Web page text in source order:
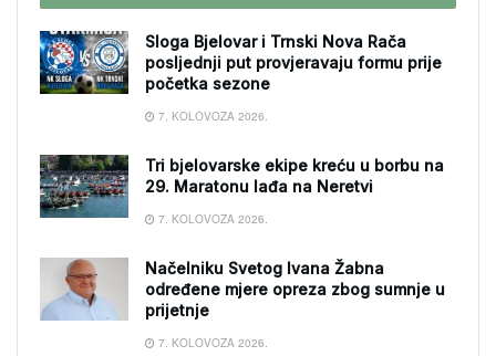
Sloga Bjelovar i Trnski Nova Rača
posljednji put provjeravaju formu prije
početka sezone
7. KOLOVOZA 2026.
Tri bjelovarske ekipe kreću u borbu na
29. Maratonu lađa na Neretvi
7. KOLOVOZA 2026.
Načelniku Svetog Ivana Žabna
određene mjere opreza zbog sumnje u
prijetnje
7. KOLOVOZA 2026.